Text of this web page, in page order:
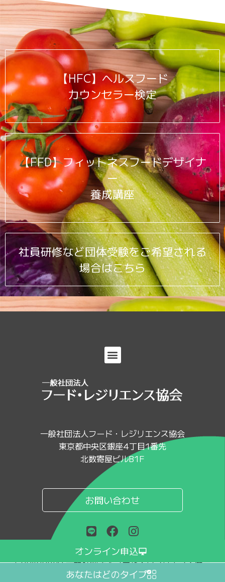
オンライン申込
あなたはどのタイプ
【HFC】ヘルスフード
カウンセラー検定
【FFD】フィットネスフードデザイナ
ー
養成講座
社員研修など団体受験をご希望される
場合はこちら
一般社団法人フード・レジリエンス協会
東京都中央区銀座4丁目1番先
北数寄屋ビルB1F
お問い合わせ
Copyright© 一般社団法人フード・レジリエンス協会